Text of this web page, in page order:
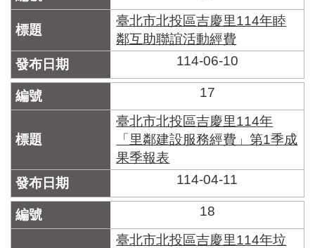
臺北市北投區吉慶里114年睦
鄰互助聯誼活動經費
114-06-10
17
臺北市北投區吉慶里114年
「里鄰建設服務經費」第1季成
果季報表
114-04-11
18
臺北市北投區吉慶里114年垃